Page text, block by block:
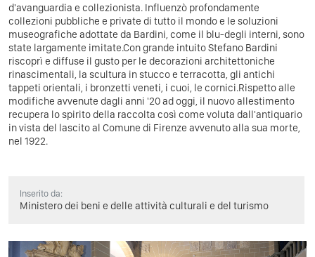
d'avanguardia e collezionista. Influenzò profondamente
collezioni pubbliche e private di tutto il mondo e le soluzioni
museografiche adottate da Bardini, come il blu-degli interni, sono
state largamente imitate.Con grande intuito Stefano Bardini
riscoprì e diffuse il gusto per le decorazioni architettoniche
rinascimentali, la scultura in stucco e terracotta, gli antichi
tappeti orientali, i bronzetti veneti, i cuoi, le cornici.Rispetto alle
modifiche avvenute dagli anni '20 ad oggi, il nuovo allestimento
recupera lo spirito della raccolta così come voluta dall'antiquario
in vista del lascito al Comune di Firenze avvenuto alla sua morte,
nel 1922.
Inserito da:
Ministero dei beni e delle attività culturali e del turismo